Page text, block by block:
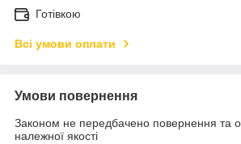
Готівкою
Всі умови оплати
Умови повернення
Законом не передбачено повернення та
належної якості